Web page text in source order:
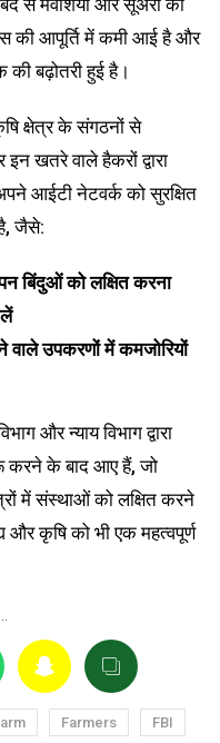
से मवेशियों और सूअरों की
की आपूर्ति में कमी आई है और
बढ़ोतरी हुई है।
क्षेत्र के संगठनों से
खतरे वाले हैकरों द्वारा
आईटी नेटवर्क को सुरक्षित
जैसे:
बिंदुओं को लक्षित करना
वाले उपकरणों में कमजोरियों
और न्याय विभाग द्वारा
के बाद आए हैं, जो
में संस्थाओं को लक्षित करने
कृषि को भी एक महत्वपूर्ण
Farmers
FBI